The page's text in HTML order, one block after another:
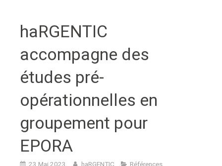
haRGENTIC
accompagne des
études pré-
opérationnelles en
groupement pour
EPORA
23 Mai 2023 haRGENTIC
Références